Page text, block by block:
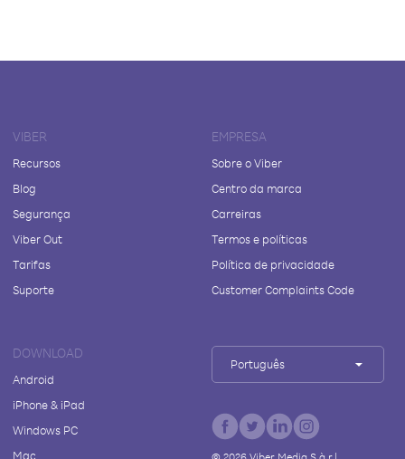
VIBER
Recursos
Blog
Segurança
Viber Out
Tarifas
Suporte
EMPRESA
Sobre o Viber
Centro da marca
Carreiras
Termos e políticas
Política de privacidade
Customer Complaints Code
DOWNLOAD
Android
iPhone & iPad
Windows PC
Mac
Português